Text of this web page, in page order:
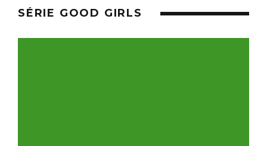
SÉRIE GOOD GIRLS